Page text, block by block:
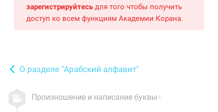
О разделе "Арабский алфавит"
Произношение и написание буквы
зарегистрируйтесь для того чтобы получить
доступ ко всем функциям Академии Корана.